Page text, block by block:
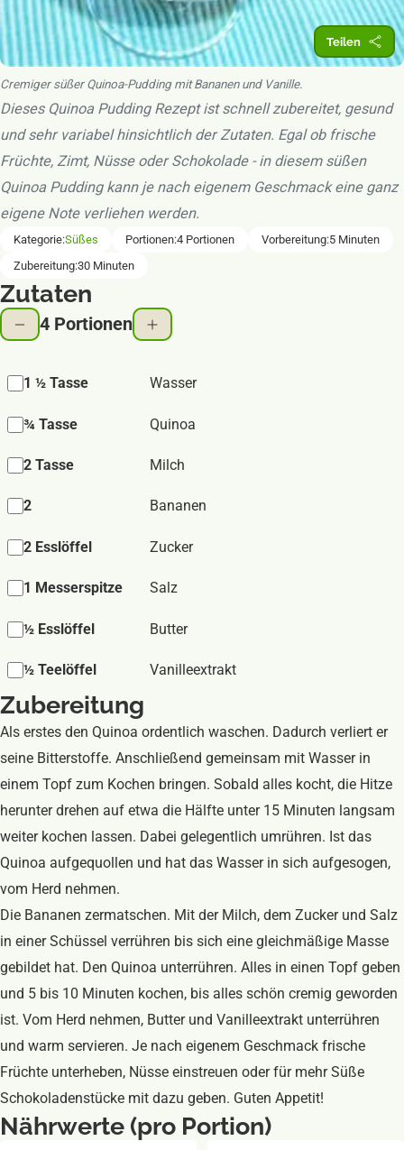
Teilen
Cremiger süßer Quinoa-Pudding mit Bananen und Vanille.
Dieses Quinoa Pudding Rezept ist schnell zubereitet, gesund
und sehr variabel hinsichtlich der Zutaten. Egal ob frische
Früchte, Zimt, Nüsse oder Schokolade - in diesem süßen
Quinoa Pudding kann je nach eigenem Geschmack eine ganz
eigene Note verliehen werden.
Rezept-Informationen
Kategorie:Süßes Portionen:4 Portionen Vorbereitung:5 Minuten
Zubereitung:30 Minuten
Zutaten
4 Portionen
1 ½ Tasse Wasser
¾ Tasse Quinoa
2 Tasse Milch
2 Bananen
2 Esslöffel Zucker
1 Messerspitze Salz
½ Esslöffel Butter
½ Teelöffel Vanilleextrakt
Zubereitung
Als erstes den Quinoa ordentlich waschen. Dadurch verliert er
seine Bitterstoffe. Anschließend gemeinsam mit Wasser in
einem Topf zum Kochen bringen. Sobald alles kocht, die Hitze
herunter drehen auf etwa die Hälfte unter 15 Minuten langsam
weiter kochen lassen. Dabei gelegentlich umrühren. Ist das
Quinoa aufgequollen und hat das Wasser in sich aufgesogen,
vom Herd nehmen.
Die Bananen zermatschen. Mit der Milch, dem Zucker und Salz
in einer Schüssel verrühren bis sich eine gleichmäßige Masse
gebildet hat. Den Quinoa unterrühren. Alles in einen Topf geben
und 5 bis 10 Minuten kochen, bis alles schön cremig geworden
ist. Vom Herd nehmen, Butter und Vanilleextrakt unterrühren
und warm servieren. Je nach eigenem Geschmack frische
Früchte unterheben, Nüsse einstreuen oder für mehr Süße
Schokoladenstücke mit dazu geben. Guten Appetit!
Nährwerte (pro Portion)